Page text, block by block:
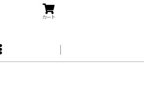
カート